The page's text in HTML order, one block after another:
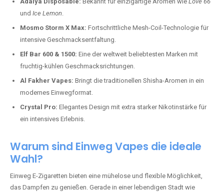
und Ice Lemon.
Mosmo Storm X Max: Fortschrittliche Mesh-Coil-Technologie für
intensive Geschmacksentfaltung.
Elf Bar 600 & 1500: Eine der weltweit beliebtesten Marken mit
fruchtig-kühlen Geschmacksrichtungen.
Al Fakher Vapes: Bringt die traditionellen Shisha-Aromen in ein
modernes Einwegformat.
Crystal Pro: Elegantes Design mit extra starker Nikotinstärke für
ein intensives Erlebnis.
Warum sind Einweg Vapes die ideale
Wahl?
Einweg E-Zigaretten bieten eine mühelose und flexible Möglichkeit,
das Dampfen zu genießen. Gerade in einer lebendigen Stadt wie